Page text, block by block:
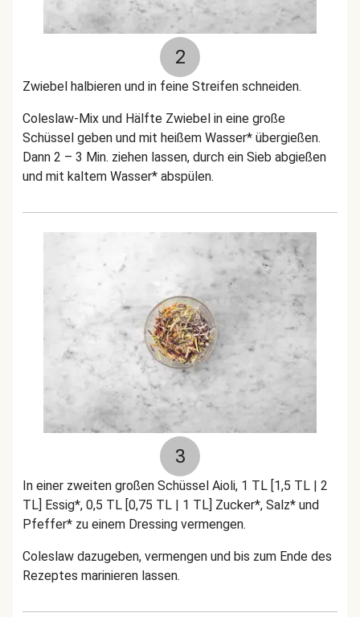
2
Zwiebel halbieren und in feine Streifen schneiden.
Coleslaw-Mix und Hälfte Zwiebel in eine große
Schüssel geben und mit heißem Wasser* übergießen.
Dann 2 – 3 Min. ziehen lassen, durch ein Sieb abgießen
und mit kaltem Wasser* abspülen.
3
In einer zweiten großen Schüssel Aioli, 1 TL [1,5 TL | 2
TL] Essig*, 0,5 TL [0,75 TL | 1 TL] Zucker*, Salz* und
Pfeffer* zu einem Dressing vermengen.
Coleslaw dazugeben, vermengen und bis zum Ende des
Rezeptes marinieren lassen.